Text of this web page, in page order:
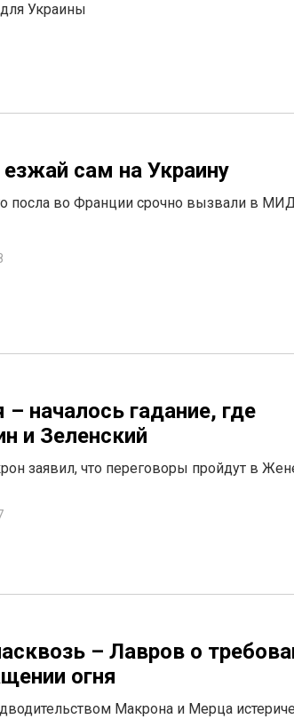
Украины
сам на Украину
посла во Франции срочно вызвали в
началось гадание, где
и Зеленский
заявил, что переговоры пройдут в
– Лавров о
огня
Макрона и Мерца